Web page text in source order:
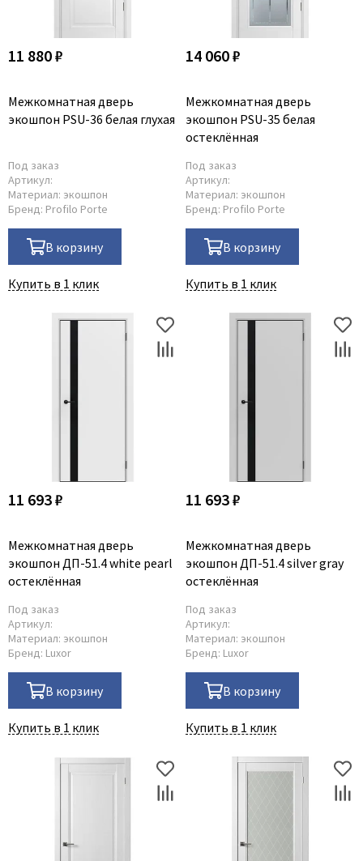
11 880 ₽
Межкомнатная дверь
экошпон PSU-36 белая глухая
Под заказ
Артикул:
Материал: экошпон
Бренд: Profilo Porte
В корзину
Купить в 1 клик
14 060 ₽
Межкомнатная дверь
экошпон PSU-35 белая
остеклённая
Под заказ
Артикул:
Материал: экошпон
Бренд: Profilo Porte
В корзину
Купить в 1 клик
11 693 ₽
Межкомнатная дверь
экошпон ДП-51.4 white pearl
остеклённая
Под заказ
Артикул:
Материал: экошпон
Бренд: Luxor
В корзину
Купить в 1 клик
11 693 ₽
Межкомнатная дверь
экошпон ДП-51.4 silver gray
остеклённая
Под заказ
Артикул:
Материал: экошпон
Бренд: Luxor
В корзину
Купить в 1 клик